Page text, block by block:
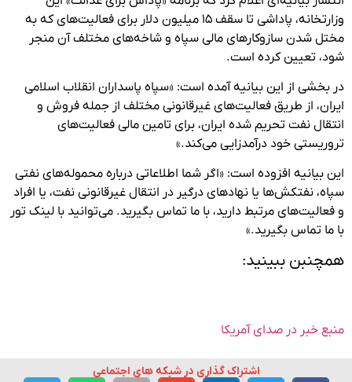
وزارتخانه، پاداشی تا سقف ۱۵ میلیون دلار برای فعالیت‌های که به
مختل شدن سازوکارهای مالی سپاه و شاخه‌های مختلف آن منجر
شود، تعیین کرده است.
در بخشی از این بیانیه آمده است: «سپاه پاسداران انقلاب اسلامی
ایران، از طریق فعالیت‌های غیرقانونی مختلف از جمله فروش و
انتقال نفت تحریم شده ایران، برای تامین مالی فعالیت‌های
تروریستی خود درآمدزایی می‌کند.»
این بیانیه افزوده است: «اگر شما اطلاعاتی درباره محموله‌های نفتی
سپاه، نفتکش‌ها یا نهادهای درگیر در انتقال غیرقانونی نفت، یا افراد
و فعالیت‌های مرتبط دارید، با ما تماس بگیرید. می‌توانید با لینک تور
با ما تماس بگیرید.»
همچنبن ببینید:
منبع خبر در صدای آمریکا
اشتراک گذاری در شبکه های اجتماعی